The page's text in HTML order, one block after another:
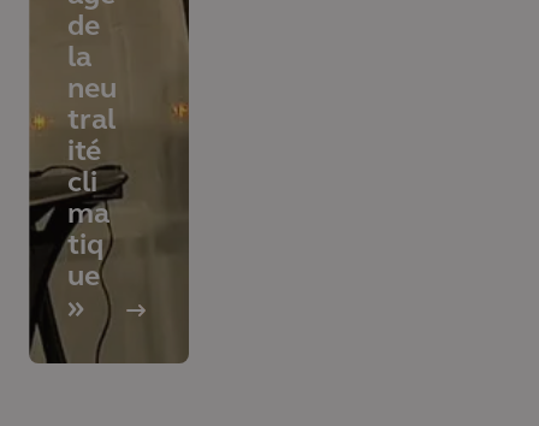
de
la
neu
tral
ité
cli
ma
tiq
ue
»